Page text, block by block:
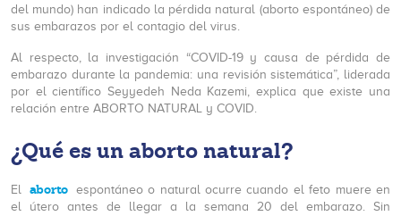
del mundo) han indicado la pérdida natural (aborto espontáneo) de
sus embarazos por el contagio del virus.
Al respecto, la investigación “COVID-19 y causa de pérdida de
embarazo durante la pandemia: una revisión sistemática”, liderada
por el científico Seyyedeh Neda Kazemi, explica que existe una
relación entre ABORTO NATURAL y COVID.
¿Qué es un aborto natural?
El aborto espontáneo o natural ocurre cuando el feto muere en
el útero antes de llegar a la semana 20 del embarazo. Sin